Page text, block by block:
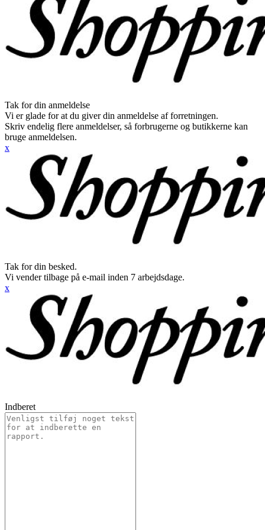
Tak for din anmeldelse
Vi er glade for at du giver din anmeldelse af forretningen.
Skriv endelig flere anmeldelser, så forbrugerne og butikkerne kan
bruge anmeldelsen.
x
Tak for din besked.
Vi vender tilbage på e-mail inden 7 arbejdsdage.
x
Indberet